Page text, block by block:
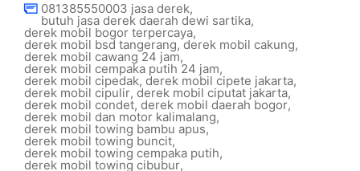
081385550003 jasa derek,
butuh jasa derek daerah dewi sartika,
derek mobil bogor terpercaya,
derek mobil bsd tangerang,derek mobil cakung,
derek mobil cawang 24 jam,
derek mobil cempaka putih 24 jam,
derek mobil cipedak, derek mobil cipete jakarta,
derek mobil cipulir, derek mobil ciputat jakarta,
derek mobil condet, derek mobil daerah bogor,
derek mobil dan motor kalimalang,
derek mobil towing bambu apus,
derek mobil towing buncit,
derek mobil towing cempaka putih,
derek mobil towing cibubur,